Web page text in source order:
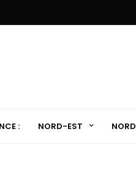
: NORD-EST